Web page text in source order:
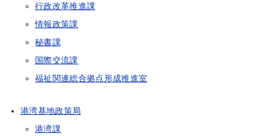
行政改革推進課
情報政策課
秘書課
国際交流課
福祉関連総合拠点形成推進室
港湾基地政策局
港湾課